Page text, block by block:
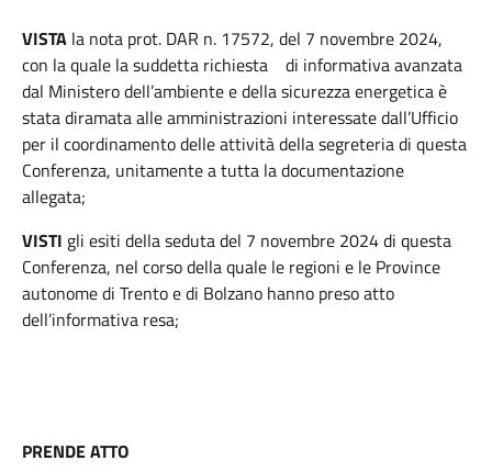
VISTA la nota prot. DAR n. 17572, del 7 novembre 2024,
con la quale la suddetta richiesta di informativa avanzata
dal Ministero dell’ambiente e della sicurezza energetica è
stata diramata alle amministrazioni interessate dall’Ufficio
per il coordinamento delle attività della segreteria di questa
Conferenza, unitamente a tutta la documentazione
allegata;
VISTI gli esiti della seduta del 7 novembre 2024 di questa
Conferenza, nel corso della quale le regioni e le Province
autonome di Trento e di Bolzano hanno preso atto
dell’informativa resa;
PRENDE ATTO